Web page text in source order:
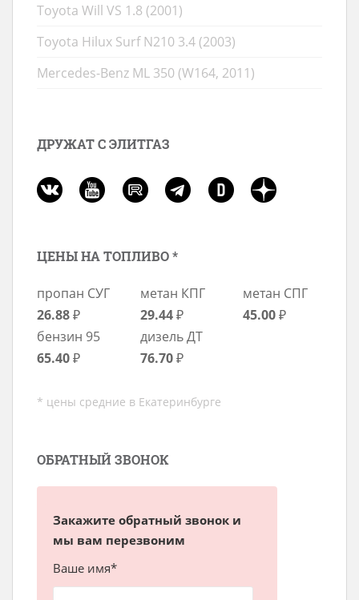
Toyota Will VS 1.8 (2001)
Toyota Hilux Surf N210 3.4 (2003)
Mercedes-Benz ML 350 (W164, 2011)
ДРУЖАТ С ЭЛИТГАЗ
ЦЕНЫ НА ТОПЛИВО *
пропан СУГ
26.88₽
метан КПГ
29.44₽
метан СПГ
45.00₽
бензин 95
65.40₽
дизель ДТ
76.70₽
* цены средние в Екатеринбурге
ОБРАТНЫЙ ЗВОНОК
Закажите обратный звонок и
мы вам перезвоним
Ваше имя*